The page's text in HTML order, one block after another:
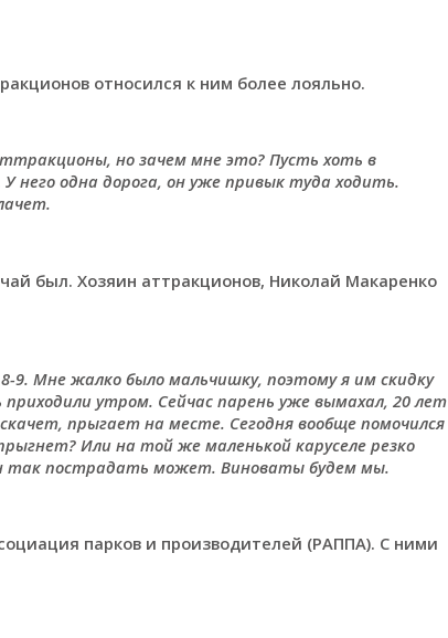
относился к ним более лояльно.
но зачем мне это? Пусть хоть в
одна дорога, он уже привык туда ходить.
был. Хозяин аттракционов, Николай Макаренко
Мне жалко было мальчишку, поэтому я им скидку
утром. Сейчас парень уже вымахал, 20 лет
прыгает на месте. Сегодня вообще помочился
Или на той же маленькой каруселе резко
так пострадать может. Виноваты будем мы.
парков и производителей (РАППА). С ними